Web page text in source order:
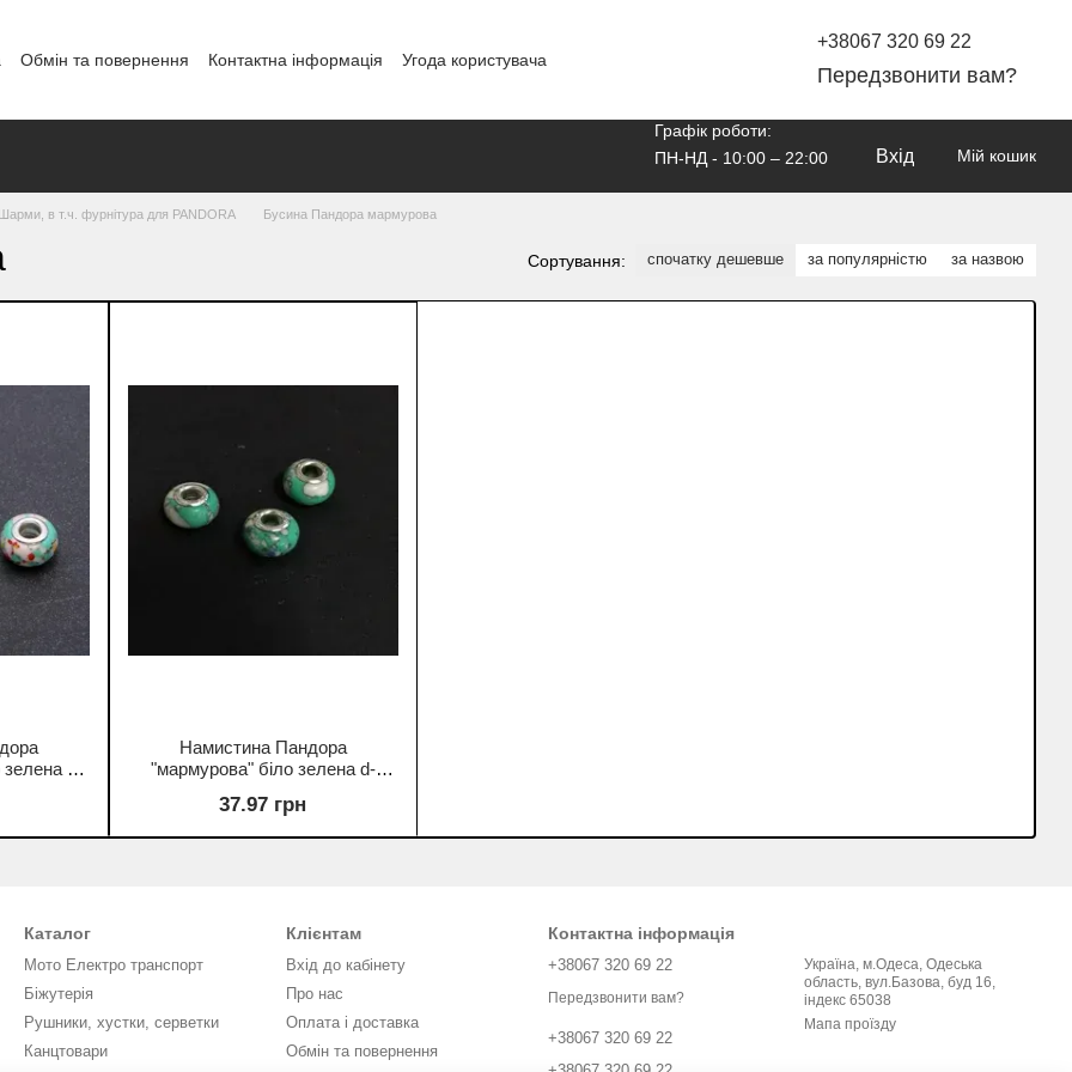
Обмін та повернення Контактна інформація
Угода користувача
+38067 320 69 22
Передзвонити вам?
Графік роботи:
ПН-НД - 10:00 – 22:00
Вхід Мій кошик
в т.ч. фурнітура для PANDORA Бусина Пандора мармурова
Сортування: спочатку дешевше за популярністю за назвою
d-
Намистина Пандора
"мармурова" біло зелена d-
37.97 грн
Каталог
Мото Електро транспорт
Біжутерія
Рушники, хустки, серветки
Канцтовари
Клієнтам
Вхід до кабінету
Про нас
Оплата і доставка
Обмін та повернення
Контактна інформація
+38067 320 69 22
Передзвонити вам?
+38067 320 69 22
Україна, м.Одеса, Одеська
область, вул.Базова, буд 16,
індекс 65038
Мапа проїзду